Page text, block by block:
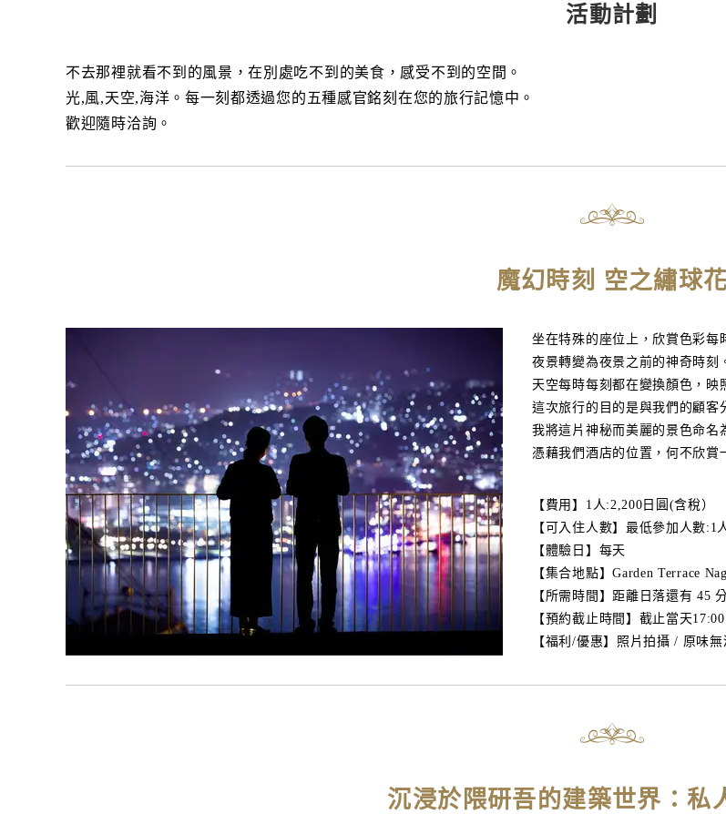
活動計劃
不去那裡就看不到的風景，在別處吃不到的美食，感受不到的空間。
光,風,天空,海洋。每一刻都透過您的五種感官銘刻在您的旅行記憶中。
歡迎隨時洽詢。
魔幻時刻 空之繡球花
坐在特殊的座位上，欣賞色彩每
夜景轉變為夜景之前的神奇時刻
天空每時每刻都在變換顏色，映
這次旅行的目的是與我們的顧客
我將這片神秘而美麗的景色命名
憑藉我們酒店的位置，何不欣賞
【費用】1人:2,200日圓(含稅）
【可入住人數】最低參加人數:1
【體驗日】每天
【集合地點】Garden Terrace
【所需時間】距離日落還有 45
【預約截止時間】截止當天17:00
【福利/優惠】照片拍攝 / 原味
沉浸於隈研吾的建築世界：私